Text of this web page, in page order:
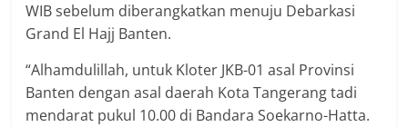
WIB sebelum diberangkatkan menuju Debarkasi
Grand El Hajj Banten.
“Alhamdulillah, untuk Kloter JKB-01 asal Provinsi
Banten dengan asal daerah Kota Tangerang tadi
mendarat pukul 10.00 di Bandara Soekarno-Hatta.